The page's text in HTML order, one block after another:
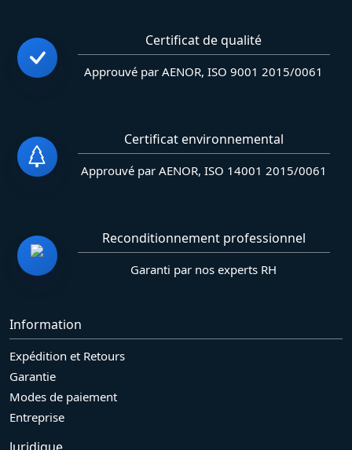
Certificat de qualité
Approuvé par AENOR, ISO 9001 2015/0061
Certificat environnemental
Approuvé par AENOR, ISO 14001 2015/0061
Reconditionnement professionnel
Garanti par nos experts RH
Information
Expédition et Retours
Garantie
Modes de paiement
Entreprise